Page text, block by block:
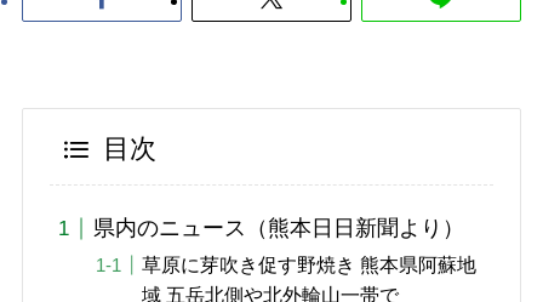
目次
県内のニュース（熊本日日新聞より）
草原に芽吹き促す野焼き 熊本県阿蘇地
域 五岳北側や北外輪山一帯で